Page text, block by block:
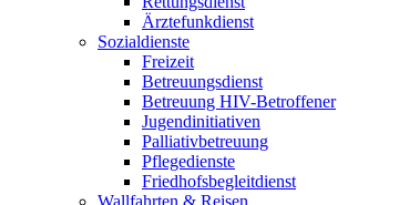
Ärztefunkdienst
Sozialdienste
Freizeit
Betreuungsdienst
Betreuung HIV-Betroffener
Jugendinitiativen
Palliativbetreuung
Pflegedienste
Friedhofsbegleitdienst
Wallfahrten & Reisen